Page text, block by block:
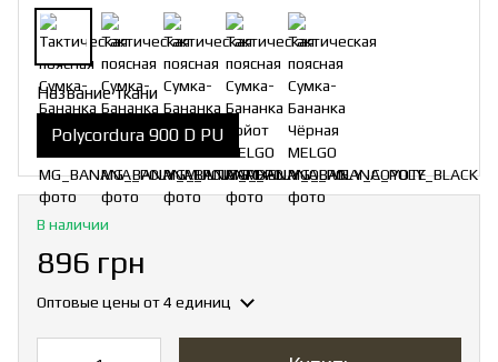
Название ткани
Polycordura 900 D PU
В наличии
896 грн
Оптовые цены от 4 единиц